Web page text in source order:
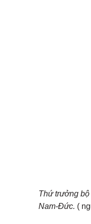
Thứ trưởng
Nam-Đức. (